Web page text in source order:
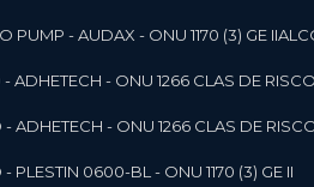
PUMP - AUDAX - ONU 1170 (3) GE II
ADHETECH - ONU 1266 CLAS DE
ADHETECH - ONU 1266 CLAS DE
PLESTIN 0600-BL - ONU 1170 (3) GE II